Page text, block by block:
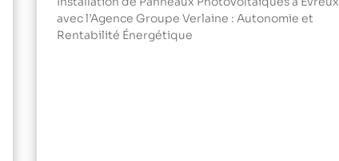
avec l’Agence Groupe Verlaine : Autonomie et
Rentabilité Énergétique